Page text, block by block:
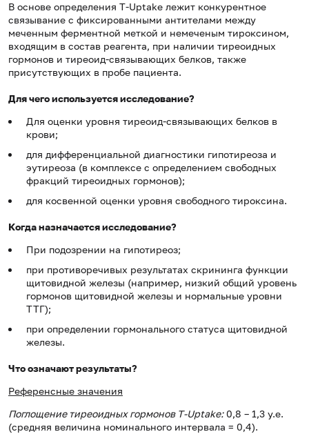
В основе определения T-Uptake лежит конкурентное
связывание с фиксированными антителами между
меченным ферментной меткой и немеченым тироксином,
входящим в состав реагента, при наличии тиреоидных
гормонов и тиреоид-связывающих белков, также
присутствующих в пробе пациента.
Для чего используется исследование?
Для оценки уровня тиреоид-связывающих белков в
крови;
для дифференциальной диагностики гипотиреоза и
эутиреоза (в комплексе с определением свободных
фракций тиреоидных гормонов);
для косвенной оценки уровня свободного тироксина.
Когда назначается исследование?
При подозрении на гипотиреоз;
при противоречивых результатах скрининга функции
щитовидной железы (например, низкий общий уровень
гормонов щитовидной железы и нормальные уровни
ТТГ);
при определении гормонального статуса щитовидной
железы.
Что означают результаты?
Референсные значения
Поглощение тиреоидных гормонов T-Uptake:0,8 – 1,3 у.е.
(средняя величина номинального интервала = 0,4).